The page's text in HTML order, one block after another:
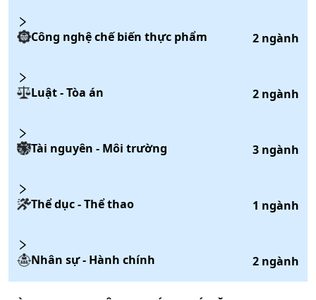
Công nghệ chế biến thực phẩm 2 ngành
Luật - Tòa án 2 ngành
Tài nguyên - Môi trường 3 ngành
Thể dục - Thể thao 1 ngành
Nhân sự - Hành chính 2 ngành